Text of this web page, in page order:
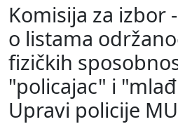
Komisija za izbor
o listama
fizičkih
"policajac" i
Upravi policije